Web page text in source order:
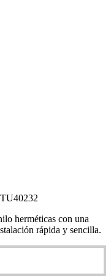
herméticas con una
rápida y sencilla.